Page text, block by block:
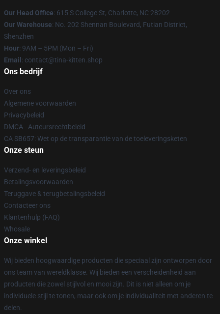
Our Head Office: 615 S College St, Charlotte, NC 28202
Our Warehouse: No. 202 Shennan Boulevard, Futian District,
Shenzhen
Hour: 9AM – 5PM (Mon – Fri)
Email : contact@tina-kitten.shop
Ons bedrijf
Over ons
Algemene voorwaarden
Privacybeleid
DMCA - Auteursrechtbeleid
CA SB657: Wet op de transparantie van de toeleveringsketen
Onze steun
Verzend- en leveringsbeleid
Betalingsvoorwaarden
Teruggave & terugbetalingsbeleid
Contacteer ons
Klantenhulp (FAQ)
Whosale
Onze winkel
Wij bieden hoogwaardige producten die speciaal zijn ontworpen door
ons team van wereldklasse. Wij bieden een verscheidenheid aan
producten die zowel stijlvol en mooi zijn. Dit is niet alleen om je
individuele stijl te tonen, maar ook om je individualiteit met anderen te
delen.